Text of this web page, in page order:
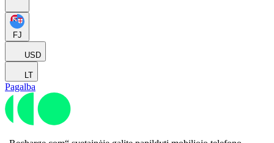
FJ
USD
LT
Pagalba